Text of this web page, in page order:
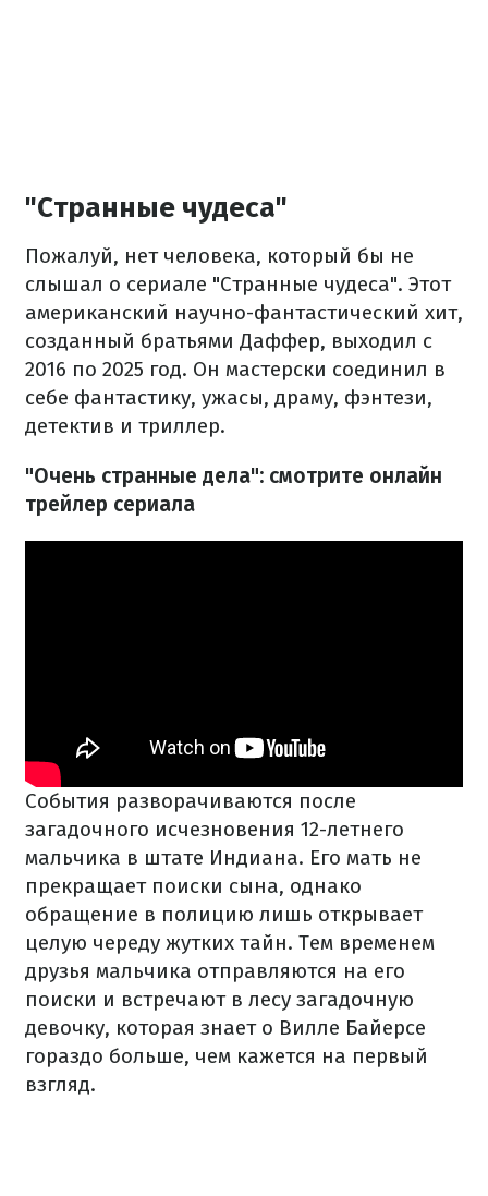
"Странные чудеса"
Пожалуй, нет человека, который бы не
слышал о сериале "Странные чудеса". Этот
американский научно-фантастический хит,
созданный братьями Даффер, выходил с
2016 по 2025 год. Он мастерски соединил в
себе фантастику, ужасы, драму, фэнтези,
детектив и триллер.
"Очень странные дела": смотрите онлайн
трейлер сериала
События разворачиваются после
загадочного исчезновения 12-летнего
мальчика в штате Индиана. Его мать не
прекращает поиски сына, однако
обращение в полицию лишь открывает
целую череду жутких тайн. Тем временем
друзья мальчика отправляются на его
поиски и встречают в лесу загадочную
девочку, которая знает о Вилле Байерсе
гораздо больше, чем кажется на первый
взгляд.